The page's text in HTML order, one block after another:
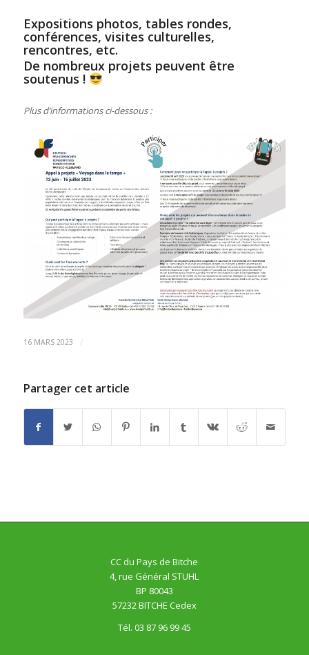
Expositions photos, tables rondes,
conférences, visites culturelles,
rencontres, etc.
De nombreux projets peuvent être
soutenus !
Plus d’informations ci-dessous :
16 MARS 2023 /
Partager cet article
CC du Pays de Bitche
4, rue Général STUHL
BP 80043
57232 BITCHE Cedex
Tél. 03 87 96 99 45